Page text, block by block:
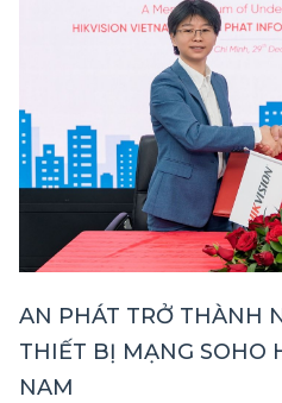
AN PHÁT TRỞ THÀNH
THIẾT BỊ MẠNG SOHO
NAM